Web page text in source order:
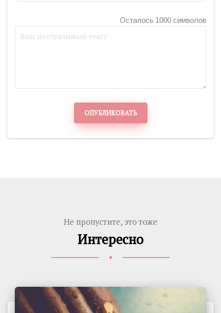
Осталось 1000 символов
ОПУБЛИКОВАТЬ
Не пропустите, это тоже
Интересно
♦